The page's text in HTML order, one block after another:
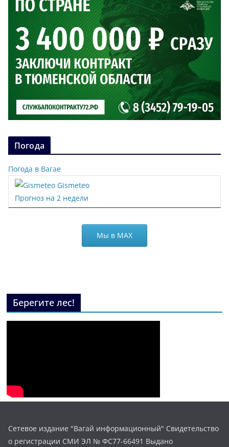
Погода
Погода в Вагае
Gismeteo
Прогноз на 2 недели
Мы в МАХ
Берегите лес!
Сетевое издание "Вагай информационный" Свидетельство
о регистрации СМИ ЭЛ № ФС77-66491 Выдано